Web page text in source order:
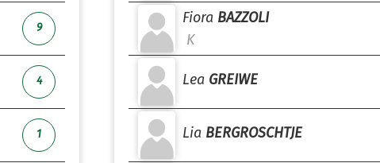
9
4
1
Fiora BAZZOLI
K
Lea GREIWE
Lia BERGROSCHTJE